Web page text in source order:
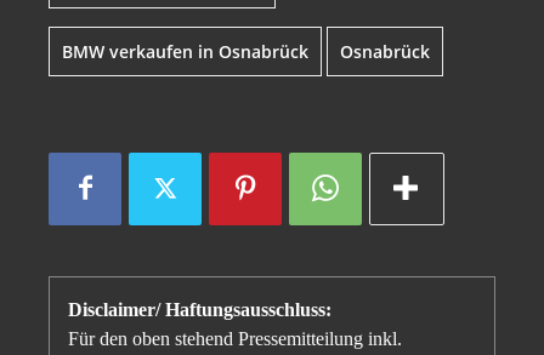
BMW verkaufen in Osnabrück Osnabrück
Disclaimer/ Haftungsausschluss:
Für den oben stehend Pressemitteilung inkl.